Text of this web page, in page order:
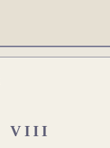
VIII